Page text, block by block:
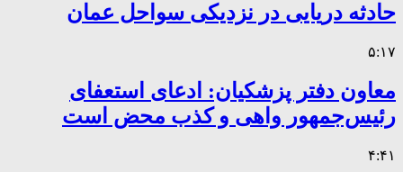
حادثه دریایی در نزدیکی سواحل عمان
۵:۱۷
معاون دفتر پزشکیان: ادعای استعفای
رئیس‌جمهور واهی و کذب محض است
۴:۴۱